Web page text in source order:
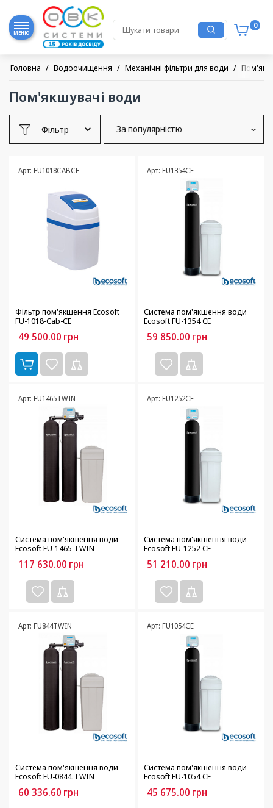
МЕНЮ
0
Головна / Водоочищення / Механічні фільтри для води /
Пом'якшувачі води
Фільтр За популярністю
Арт: FU1018CABCE
Фільтр пом'якшення Ecosoft
FU-1018-Cab-CE
49 500.00 грн
Арт: FU1354CE
Система пом'якшення води
Ecosoft FU-1354 CE
59 850.00 грн
Арт: FU1465TWIN
Система пом'якшення води
Ecosoft FU-1465 TWIN
117 630.00 грн
Арт: FU1252CE
Система пом'якшення води
Ecosoft FU-1252 CE
51 210.00 грн
Арт: FU844TWIN
Система пом'якшення води
Ecosoft FU-0844 TWIN
60 336.60 грн
Арт: FU1054CE
Система пом'якшення води
Ecosoft FU-1054 CE
45 675.00 грн